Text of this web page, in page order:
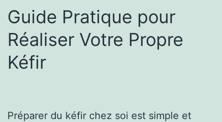
Guide Pratique pour
Réaliser Votre Propre
Kéfir
Préparer du kéfir chez soi est simple et